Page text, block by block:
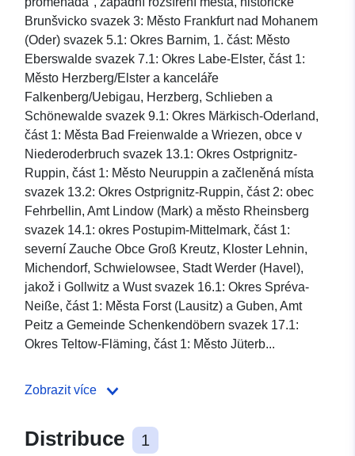
Brunšvicko svazek 3: Město Frankfurt nad Mohanem
(Oder) svazek 5.1: Okres Barnim, 1. část: Město
Eberswalde svazek 7.1: Okres Labe-Elster, část 1:
Město Herzberg/Elster a kanceláře
Falkenberg/Uebigau, Herzberg, Schlieben a
Schönewalde svazek 9.1: Okres Märkisch-Oderland,
část 1: Města Bad Freienwalde a Wriezen, obce v
Niederoderbruch svazek 13.1: Okres Ostprignitz-
Ruppin, část 1: Město Neuruppin a začleněná místa
svazek 13.2: Okres Ostprignitz-Ruppin, část 2: obec
Fehrbellin, Amt Lindow (Mark) a město Rheinsberg
svazek 14.1: okres Postupim-Mittelmark, část 1:
severní Zauche Obce Groß Kreutz, Kloster Lehnin,
Michendorf, Schwielowsee, Stadt Werder (Havel),
jakož i Gollwitz a Wust svazek 16.1: Okres Spréva-
Neiße, část 1: Města Forst (Lausitz) a Guben, Amt
Peitz a Gemeinde Schenkendöbern svazek 17.1:
Okres Teltow-Fläming, část 1: Město Jüterb...
Zobrazit více
Distribuce 1